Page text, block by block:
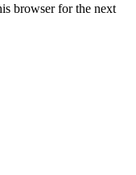
browser for the next